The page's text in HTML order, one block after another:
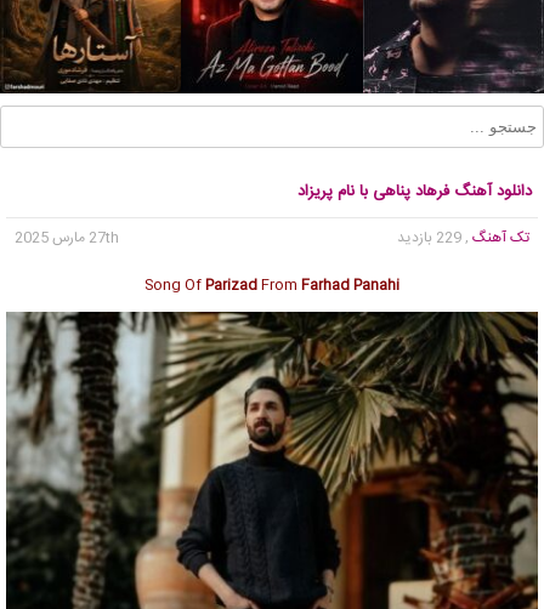
دانلود آهنگ فرهاد پناهی با نام پریزاد
تک آهنگ , 229 بازدید
27th مارس 2025
Song OfParizadFrom Farhad Panahi